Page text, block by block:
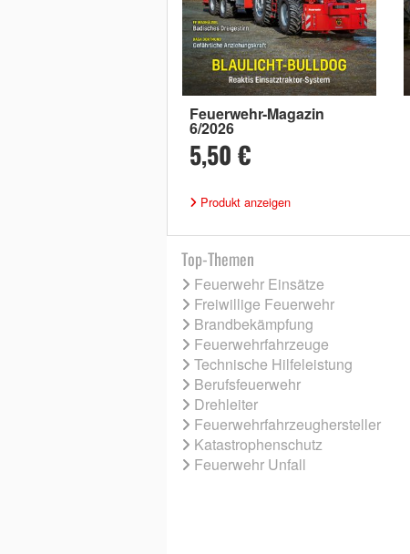
Feuerwehr-Magazin
6/2026
5,50 €
Produkt anzeigen
Top-Themen
Feuerwehr Einsätze
Freiwillige Feuerwehr
Brandbekämpfung
Feuerwehrfahrzeuge
Technische Hilfeleistung
Berufsfeuerwehr
Drehleiter
Feuerwehrfahrzeughersteller
Katastrophenschutz
Feuerwehr Unfall